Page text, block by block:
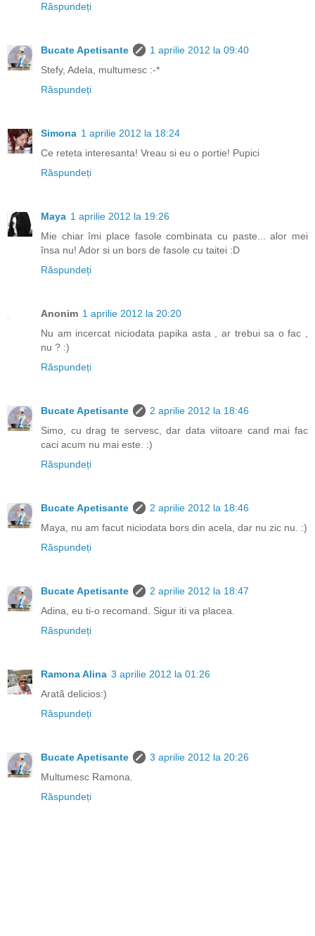
Răspundeți
Bucate Apetisante
1 aprilie 2012 la 09:40
Stefy, Adela, multumesc :-*
Răspundeți
Simona 1 aprilie 2012 la 18:24
Ce reteta interesanta! Vreau si eu o portie! Pupici
Răspundeți
Maya 1 aprilie 2012 la 19:26
Mie chiar îmi place fasole combinata cu paste... alor mei
însa nu! Ador si un bors de fasole cu taitei :D
Răspundeți
Anonim 1 aprilie 2012 la 20:20
Nu am incercat niciodata papika asta , ar trebui sa o fac ,
nu ? :)
Răspundeți
Bucate Apetisante
2 aprilie 2012 la 18:46
Simo, cu drag te servesc, dar data viitoare cand mai fac
caci acum nu mai este. :)
Răspundeți
Bucate Apetisante
2 aprilie 2012 la 18:46
Maya, nu am facut niciodata bors din acela, dar nu zic nu. :)
Răspundeți
Bucate Apetisante
2 aprilie 2012 la 18:47
Adina, eu ti-o recomand. Sigur iti va placea.
Răspundeți
Ramona Alina 3 aprilie 2012 la 01:26
Aratã delicios:)
Răspundeți
Bucate Apetisante
3 aprilie 2012 la 20:26
Multumesc Ramona.
Răspundeți